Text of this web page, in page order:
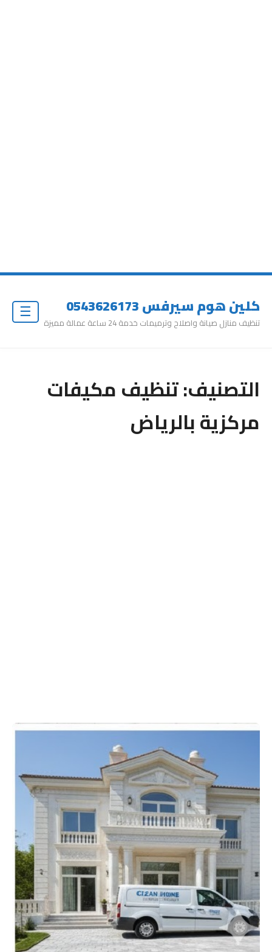
كلين هوم سيرفس 0543626173
تنظيف منازل صيانة واصلاح وترميمات خدمة 24 ساعة عمالة مميزة
التصنيف:تنظيف مكيفات
مركزية بالرياض